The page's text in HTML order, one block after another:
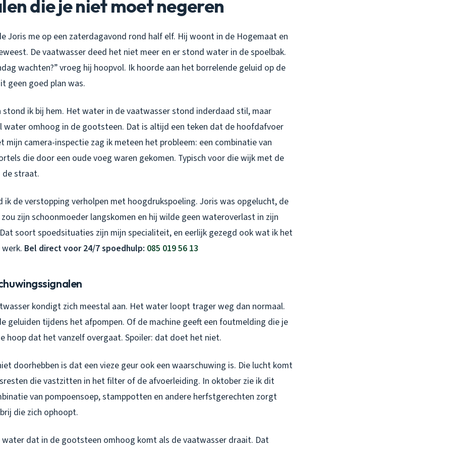
die je niet moet negeren
Joris me op een zaterdagavond rond half elf. Hij woont in de Hogemaat en
De vaatwasser deed het niet meer en er stond water in de spoelbak.
wachten?” vroeg hij hoopvol. Ik hoorde aan het borrelende geluid op de
geen goed plan was.
stond ik bij hem. Het water in de vaatwasser stond inderdaad stil, maar
water omhoog in de gootsteen. Dat is altijd een teken dat de hoofdafvoer
mijn camera-inspectie zag ik meteen het probleem: een combinatie van
die door een oude voeg waren gekomen. Typisch voor die wijk met de
de straat.
ik de verstopping verholpen met hoogdrukspoeling. Joris was opgelucht, de
zijn schoonmoeder langskomen en hij wilde geen wateroverlast in zijn
soort spoedsituaties zijn mijn specialiteit, en eerlijk gezegd ook wat ik het
Bel direct voor 24/7 spoedhulp: 085 019 56 13
kondigt zich meestal aan. Het water loopt trager weg dan normaal.
geluiden tijdens het afpompen. Of de machine geeft een foutmelding die je
hoop dat het vanzelf overgaat. Spoiler: dat doet het niet.
doorhebben is dat een vieze geur ook een waarschuwing is. Die lucht komt
die vastzitten in het filter of de afvoerleiding. In oktober zie ik dit
van pompoensoep, stamppotten en andere herfstgerechten zorgt
die zich ophoopt.
water dat in de gootsteen omhoog komt als de vaatwasser draait. Dat